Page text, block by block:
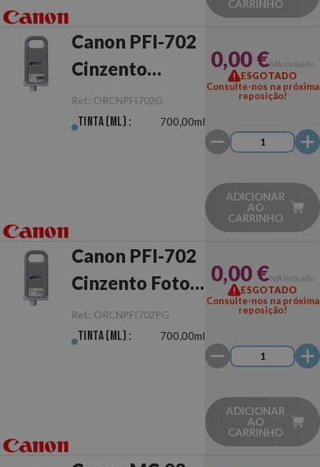
CARRINHO
Canon PFI-702
Cinzento
Original
Ref.: ORCNPFI702G
Tinta (ml) : 700,00ml
0,00 €IVA incluído
ESGOTADO
Consulte-nos na próxima
reposição!
ADICIONAR
AO
CARRINHO
Canon PFI-702
Cinzento Foto
Original
Ref.: ORCNPFI702PG
Tinta (ml) : 700,00ml
0,00 €IVA incluído
ESGOTADO
Consulte-nos na próxima
reposição!
ADICIONAR
AO
CARRINHO